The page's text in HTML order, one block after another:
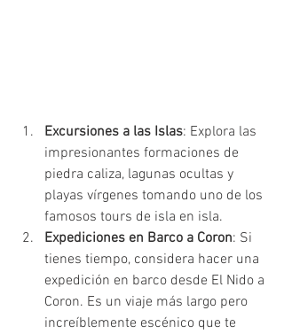
Excursiones a las Islas: Explora las
impresionantes formaciones de
piedra caliza, lagunas ocultas y
playas vírgenes tomando uno de los
famosos tours de isla en isla.
Expediciones en Barco a Coron: Si
tienes tiempo, considera hacer una
expedición en barco desde El Nido a
Coron. Es un viaje más largo pero
increíblemente escénico que te